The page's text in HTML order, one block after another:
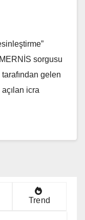
sorgusu
gelen
icra
Trend